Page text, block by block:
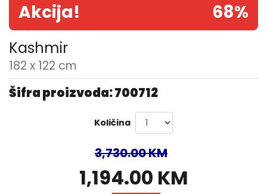
Akcija! 68%
Kashmir
182 x 122 cm
Šifra proizvoda: 700712
Količina
3,730.00 KM
1,194.00 KM